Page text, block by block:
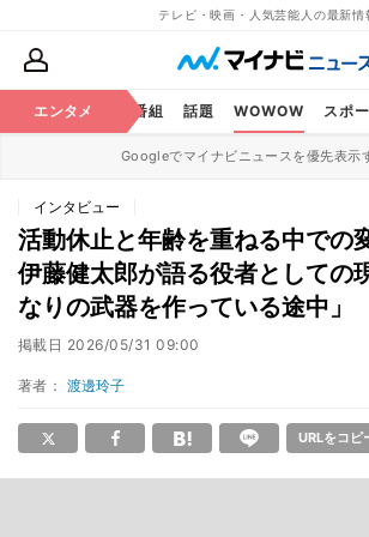
テレビ・映画・人気芸能人の最新情
エンタメBS・CS番組 話題 WOWOW スポ
Googleでマイナビニュースを優先表示
インタビュー
活動休止と年齢を重ねる中で
伊藤健太郎が語る役者としての
なりの武器を作っている途中」
掲載日 2026/05/31 09:00
著者： 渡邊玲子
URLをコピ